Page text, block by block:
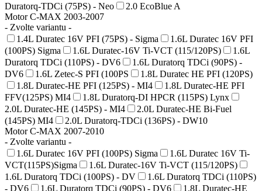
Duratorq-TDCi (75PS) - Neo
2.0 EcoBlue A
Motor C-MAX 2003-2007
- Zvolte variantu -
1.4L Duratec 16V PFI (75PS) - Sigma
1.6L Duratec 16V PFI
(100PS) Sigma
1.6L Duratec-16V Ti-VCT (115/120PS)
1.6L
Duratorq TDCi (110PS) - DV6
1.6L Duratorq TDCi (90PS) -
DV6
1.6L Zetec-S PFI (100PS
1.8L Duratec HE PFI (120PS)
1.8L Duratec-HE PFI (125PS) - MI4
1.8L Duratec-HE PFI
FFV(125PS) MI4
1.8L Duratorq-DI HPCR (115PS) Lynx
2.0L Duratec-HE (145PS) - MI4
2.0L Duratec-HE Bi-Fuel
(145PS) MI4
2.0L Duratorq-TDCi (136PS) - DW10
Motor C-MAX 2007-2010
- Zvolte variantu -
1.6L Duratec 16V PFI (100PS) Sigma
1.6L Duratec 16V Ti-
VCT(115PS)Sigma
1.6L Duratec-16V Ti-VCT (115/120PS)
1.6L Duratorq TDCi (100PS) - DV
1.6L Duratorq TDCi (110PS)
- DV6
1.6L Duratorq TDCi (90PS) - DV6
1.8L Duratec-HE